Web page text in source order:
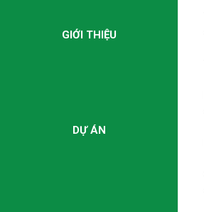
GIỚI THIỆU
DỰ ÁN